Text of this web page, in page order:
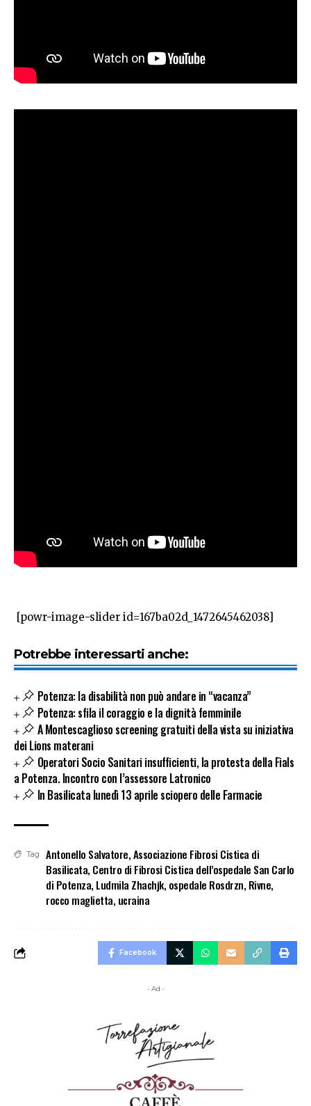
[powr-image-slider id=167ba02d_1472645462038]
Potrebbe interessarti anche:
Potenza: la disabilità non può andare in “vacanza”
Potenza: sfila il coraggio e la dignità femminile
A Montescaglioso screening gratuiti della vista su iniziativa
dei Lions materani
Operatori Socio Sanitari insufficienti, la protesta della Fials
a Potenza. Incontro con l’assessore Latronico
In Basilicata lunedì 13 aprile sciopero delle Farmacie
Tag Antonello Salvatore,Associazione Fibrosi Cistica di
Basilicata, Centro di Fibrosi Cistica dell’ospedale San Carlo
di Potenza, Ludmila Zhachjk, ospedale Rosdrzn, Rivne,
rocco maglietta, ucraina
Facebook
- Ad -